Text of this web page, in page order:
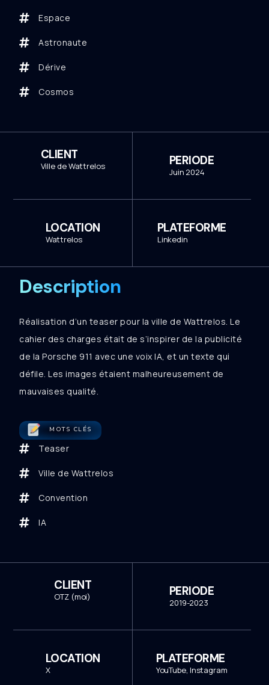
Espace
Astronaute
Dérive
Cosmos
CLIENT
Ville de Wattrelos PERIODE
Juin 2024
LOCATION
Wattrelos
PLATEFORME
Linkedin
Description
Réalisation d’un teaser pour la ville de Wattrelos. Le
cahier des charges était de s’inspirer de la publicité
de la Porsche 911 avec une voix IA, et un texte qui
défile. Les images étaient malheureusement de
mauvaises qualité.
MOTS CLÉS
Teaser
Ville de Wattrelos
Convention
IA
CLIENT
OTZ (moi) PERIODE
2019-2023
LOCATION
X
PLATEFORME
YouTube, Instagram